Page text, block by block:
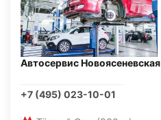
Автосервис Новоясеневская
+7 (495) 023-10-01